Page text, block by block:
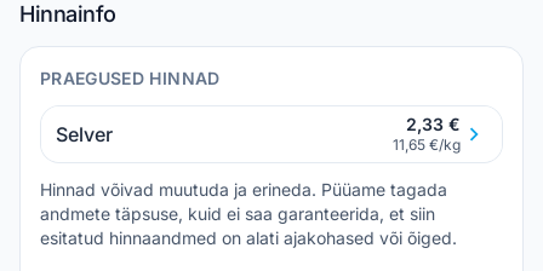
Hinnainfo
PRAEGUSED HINNAD
Selver 2,33 €
11,65 €/kg
Hinnad võivad muutuda ja erineda. Püüame tagada
andmete täpsuse, kuid ei saa garanteerida, et siin
esitatud hinnaandmed on alati ajakohased või õiged.